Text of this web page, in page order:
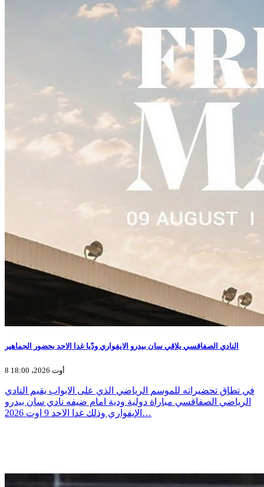
النادي الصفاقسي يلاقي سان بيدرو الايفواري ودّيا غدا الاحد بحضور الجماهير
8 أوت 2026، 18:00
في تطاق تحضيراته للموسم الرياضي الذي على الابواب يقيم النادي
الرياضي الصفاقسي مباراة دولية ودية امام ضيفه نادي سان بيدرو
الإيفواري وذلك غدا الاحد 9 اوت 2026…